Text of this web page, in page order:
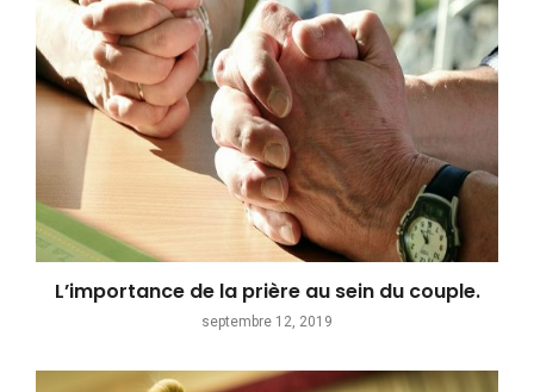
L’importance de la prière au sein du couple.
septembre 12, 2019